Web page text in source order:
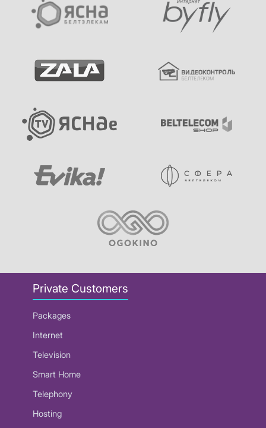
Private Customers
Packages
Internet
Television
Smart Home
Telephony
Hosting